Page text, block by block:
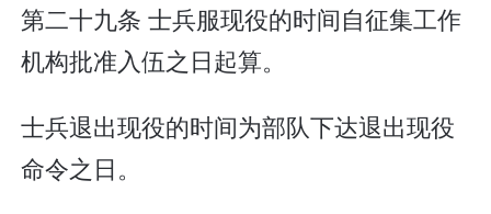
第二十九条 士兵服现役的时间自征集工作
机构批准入伍之日起算。
士兵退出现役的时间为部队下达退出现役
命令之日。